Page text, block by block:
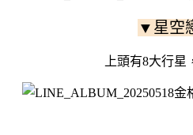
▼星空
上頭有8大行星